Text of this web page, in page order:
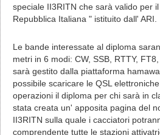
speciale II3RITN che sarà valido per
Repubblica Italiana " istituito dall' ARI.
Le bande interessate al diploma
metri in 6 modi: CW, SSB, RTTY,
sarà gestito dalla piattaforma
possibile scaricare le QSL
operazioni il diploma per chi sarà in
stata creata un' apposita pagina del
II3RITN sulla quale i cacciatori
comprendente tutte le stazioni